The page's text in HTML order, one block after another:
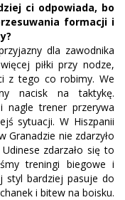
ci odpowiada, bo
formacji i
dla zawodnika
piłki przy nodze,
z tego co robimy. We
nacisk na taktykę.
nagle trener przerywa
sytuacji. W Hiszpanii
Granadzie nie zdarzyło
zdarzało się to
treningi biegowe i
styl bardziej pasuje do
i bitew na boisku.